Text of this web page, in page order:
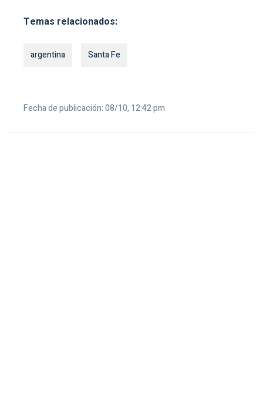
Temas relacionados:
argentina Santa Fe
Fecha de publicación: 08/10, 12:42 pm